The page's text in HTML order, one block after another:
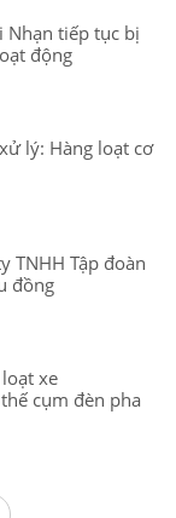
Nhạn tiếp tục bị
động
lý: Hàng loạt cơ
TNHH Tập đoàn
đồng
xe
cụm đèn pha